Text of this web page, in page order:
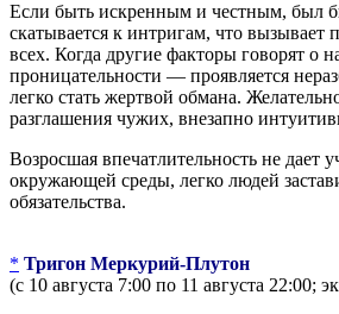
Если быть искренным и честным, был
скатывается к интригам, что вызывает
всех. Когда другие факторы говорят о
проницательности — проявляется
легко стать жертвой обмана.
разглашения чужих, внезапно
Возросшая впечатлительность не дает
окружающей среды, легко людей
обязательства.
* Тригон Меркурий-Плутон
(с 10 августа 7:00 по 11 августа 22:00;